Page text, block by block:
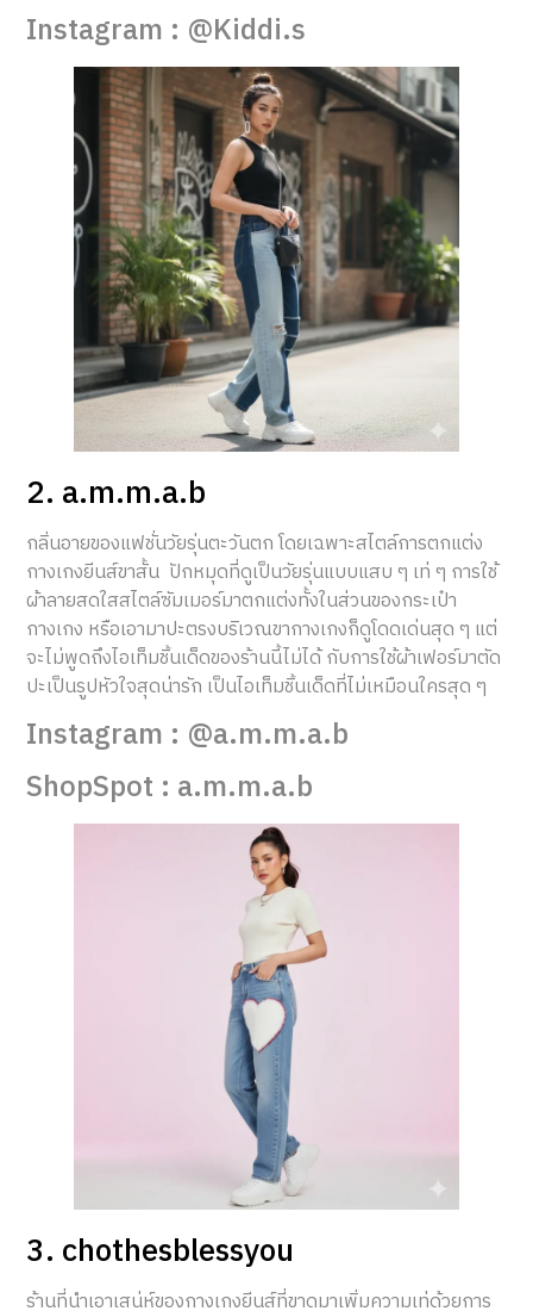
Instagram : @Kiddi.s
2. a.m.m.a.b
กลิ่นอายของแฟชั่นวัยรุ่นตะวันตก โดยเฉพาะสไตล์การตกแต่ง
กางเกงยีนส์ขาสั้น ปักหมุดที่ดูเป็นวัยรุ่นแบบแสบ ๆ เท่ ๆ การใช้
ผ้าลายสดใสสไตล์ซัมเมอร์มาตกแต่งทั้งในส่วนของกระเป๋า
กางเกง หรือเอามาปะตรงบริเวณขากางเกงก็ดูโดดเด่นสุด ๆ แต่
จะไม่พูดถึงไอเท็มชิ้นเด็ดของร้านนี้ไม่ได้ กับการใช้ผ้าเฟอร์มาตัด
ปะเป็นรูปหัวใจสุดน่ารัก เป็นไอเท็มชิ้นเด็ดที่ไม่เหมือนใครสุด ๆ
Instagram : @a.m.m.a.b
ShopSpot : a.m.m.a.b
3. chothesblessyou
ร้านที่นำเอาเสน่ห์ของกางเกงยีนส์ที่ขาดมาเพิ่มความเท่ด้วยการ